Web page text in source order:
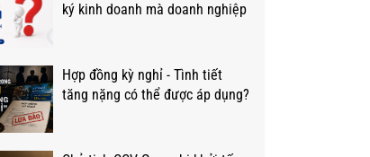
ký kinh doanh mà doanh nghiệp
Hợp đồng kỳ nghỉ - Tình tiết
tăng nặng có thể được áp dụng?